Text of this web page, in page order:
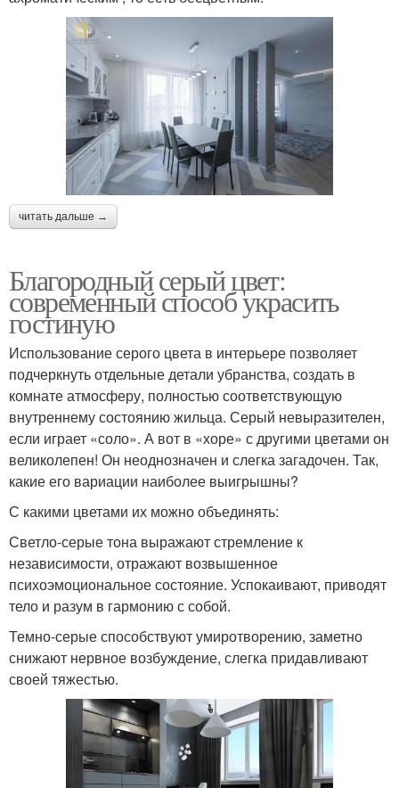
читать дальше →
Благородный серый цвет:
современный способ украсить
гостиную
Использование серого цвета в интерьере позволяет
подчеркнуть отдельные детали убранства, создать в
комнате атмосферу, полностью соответствующую
внутреннему состоянию жильца. Серый невыразителен,
если играет «соло». А вот в «хоре» с другими цветами он
великолепен! Он неоднозначен и слегка загадочен. Так,
какие его вариации наиболее выигрышны?
С какими цветами их можно объединять:
Светло-серые тона выражают стремление к
независимости, отражают возвышенное
психоэмоциональное состояние. Успокаивают, приводят
тело и разум в гармонию с собой.
Темно-серые способствуют умиротворению, заметно
снижают нервное возбуждение, слегка придавливают
своей тяжестью.